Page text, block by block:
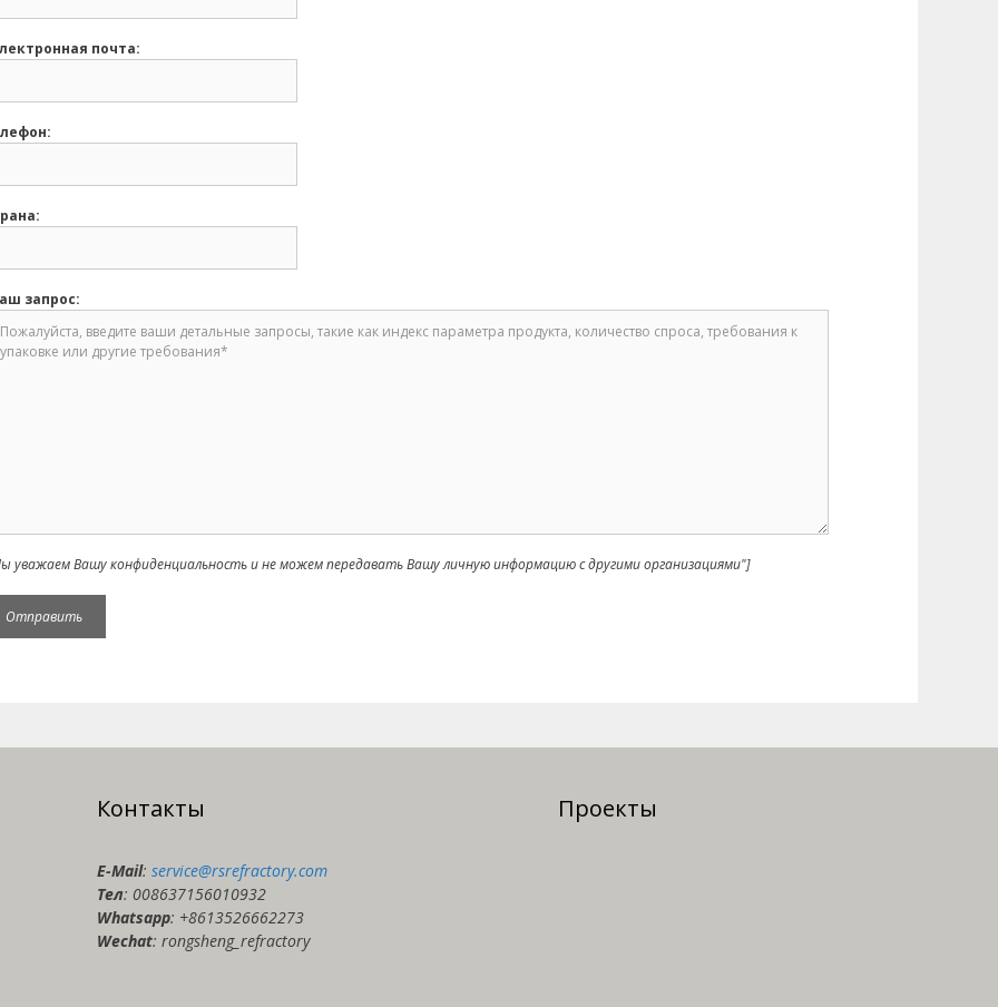
почта:
запрос:
уважаем Вашу конфиденциальность и не можем передавать Вашу личную информацию с другими организациями"]
Контакты
E-Мail: service@rsrefractory.com
Тел: 008637156010932
Whatsapp: +8613526662273
Wechat: rongsheng_refractory
Проекты